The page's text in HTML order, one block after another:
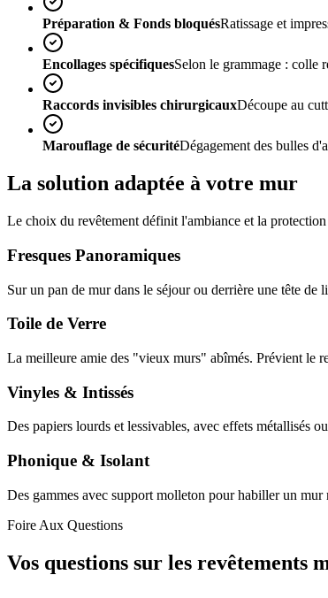
Préparation & Fonds bloquésRatissage et
Encollages spécifiquesSelon le grammage : colle
Raccords invisibles chirurgicauxDécoupe au
Marouflage de sécuritéDégagement des bulles
La solution adaptée à votre mur
Le choix du revêtement définit l'ambiance et la
Fresques Panoramiques
Sur un pan de mur dans le séjour ou derrière une tête
Toile de Verre
La meilleure amie des "vieux murs" abîmés. Prévient le
Vinyles & Intissés
Des papiers lourds et lessivables, avec effets métallisés
Phonique & Isolant
Des gammes avec support molleton pour habiller un
Foire Aux Questions
Vos questions sur les revêtements